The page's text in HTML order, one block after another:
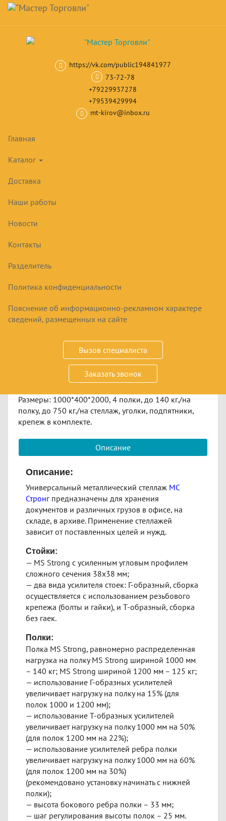
Skip
main
content
Навигация
https://vk.com/public194841977
73-72-78
+79229937278
+79539429994
mt-kirov@inbox.ru
Главная
Каталог
Доставка
Наши работы
Новости
Контакты
Разделитель
Политика конфиденциальности
Пояснение об информационно-рекламном характере
сведений, размещенных на сайте
Вызов специалиста
Заказать звонок
Корзина товар(ов)
Архивно - складские стеллажи
СТЕЛЛАЖ АРХИВНО-СКЛАДСКОЙ MS
STRONG 1000*400*2000
Запросить цену
по запросу
Размеры: 1000*400*2000, 4 полки, до 140 кг./на
полку, до 750 кг./на стеллаж, уголки, подпятники,
крепеж в комплекте.
Описание
Описание:
Универсальный металлический стеллаж МС
Стронг предназначены для хранения
документов и различных грузов в офисе, на
складе, в архиве. Применение стеллажей
зависит от поставленных целей и нужд.
Стойки:
— MS Strong с усиленным угловым профилем
сложного сечения 38х38 мм;
— два вида усилителя стоек: Г-образный, сборка
осуществляется с использованием резьбового
крепежа (болты и гайки), и Т-образный, сборка
без гаек.
Полки:
Полка MS Strong, равномерно распределенная
нагрузка на полку MS Strong шириной 1000 мм
– 140 кг; MS Strong шириной 1200 мм – 125 кг;
— использование Г-образных усилителей
увеличивает нагрузку на полку на 15% (для
полок 1000 и 1200 мм);
— использование Т-образных усилителей
увеличивает нагрузку на полку 1000 мм на 50%
(для полок 1200 мм на 22%);
— использование усилителей ребра полки
увеличивает нагрузку на полку 1000 мм на 60%
(для полок 1200 мм на 30%)
(рекомендовано установку начинать с нижней
полки);
— высота бокового ребра полки – 33 мм;
— шаг регулирования высоты полок – 25 мм.